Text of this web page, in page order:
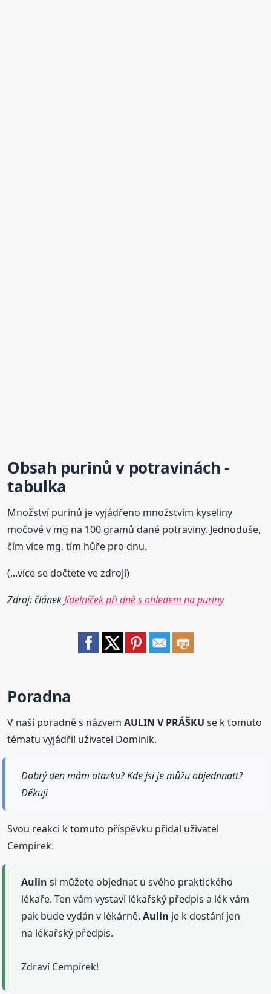
Obsah purinů v potravinách -
tabulka
Množství purinů je vyjádřeno množstvím kyseliny
močové v mg na 100 gramů dané potraviny. Jednoduše,
čím více mg, tím hůře pro dnu.
(...více se dočtete ve zdroji)
Zdroj: článekJídelníček při dně s ohledem na puriny
Poradna
V naší poradně s názvemAULIN V PRÁŠKU se k tomuto
tématu vyjádřil uživatel Dominik.
Dobrý den mám otazku? Kde jsi je můžu objednnatt?
Děkuji
Svou reakci k tomuto příspěvku přidal uživatel
Cempírek.
Aulin si můžete objednat u svého praktického
lékaře. Ten vám vystaví lékařský předpis a lék vám
pak bude vydán v lékárně.Aulin je k dostání jen
na lékařský předpis.
Zdraví Cempírek!